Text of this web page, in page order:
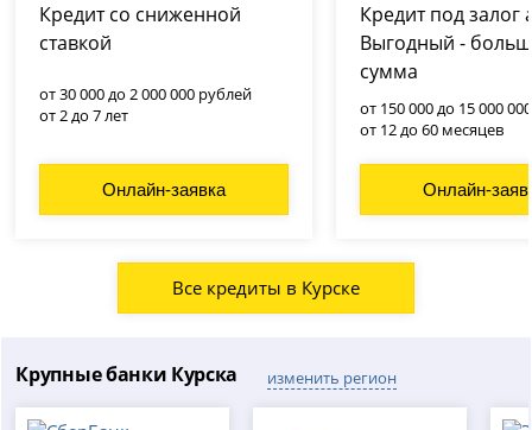
Кредит со сниженной
ставкой
от 30 000 до 2 000 000 рублей
от 2 до 7 лет
Онлайн-заявка
Кредит под залог
Выгодный -
сумма
от 150 000 до 15 000
от 12 до 60 месяцев
Онлайн-
Все кредиты в Курске
Крупные банки Курска изменить регион